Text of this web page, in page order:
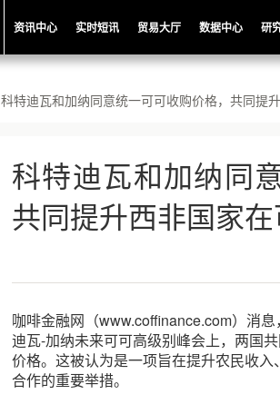
资讯中心 实时短讯 贸易大厅 数据中心 研
科特迪瓦和加纳同意统一可可收购价格，共同提
科特迪瓦和加纳同
共同提升西非国家
咖啡金融网（www.coffinance.com）消
迪瓦-加纳未来可可高级别峰会上，两国
价格。这被认为是一项旨在提升农民收
合作的重要举措。